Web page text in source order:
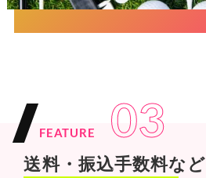
FEATURE 03
送料・振込手数料など